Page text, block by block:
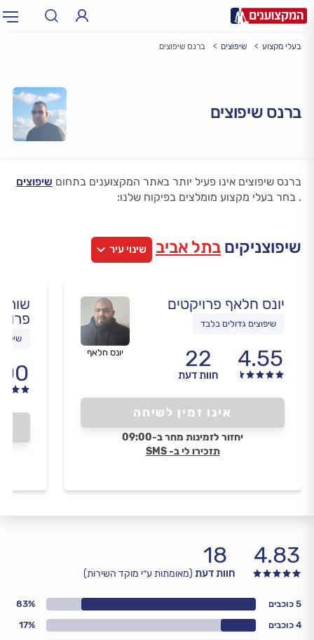
עירעיר: תל אביב, חיפה…
בעלי מקצוע שיפוצים ברנס שיפוצים
ברנס שיפוצים
ברנס שיפוצים אינו פעיל יותר באתר המקצוענים בתחום שיפוצים
. בחר בעלי מקצוע מומלצים בפיקוח שלנו:
שיפוצניקים בתל אביב שינוי עיר
יונס חלאף פרויקטים
שיפוצים גדולים בלבד
4.55
22
חוות דעת
יונס חלאף
אינו זמין לשיחה
יחזור לזמינות מחר ב-09:00
תזכירו לי ב- SMS
4.83
18
חוות דעת (מאומתות ע״י מוקד השירות)
4 כוכבים 17%
5 כוכבים 83%